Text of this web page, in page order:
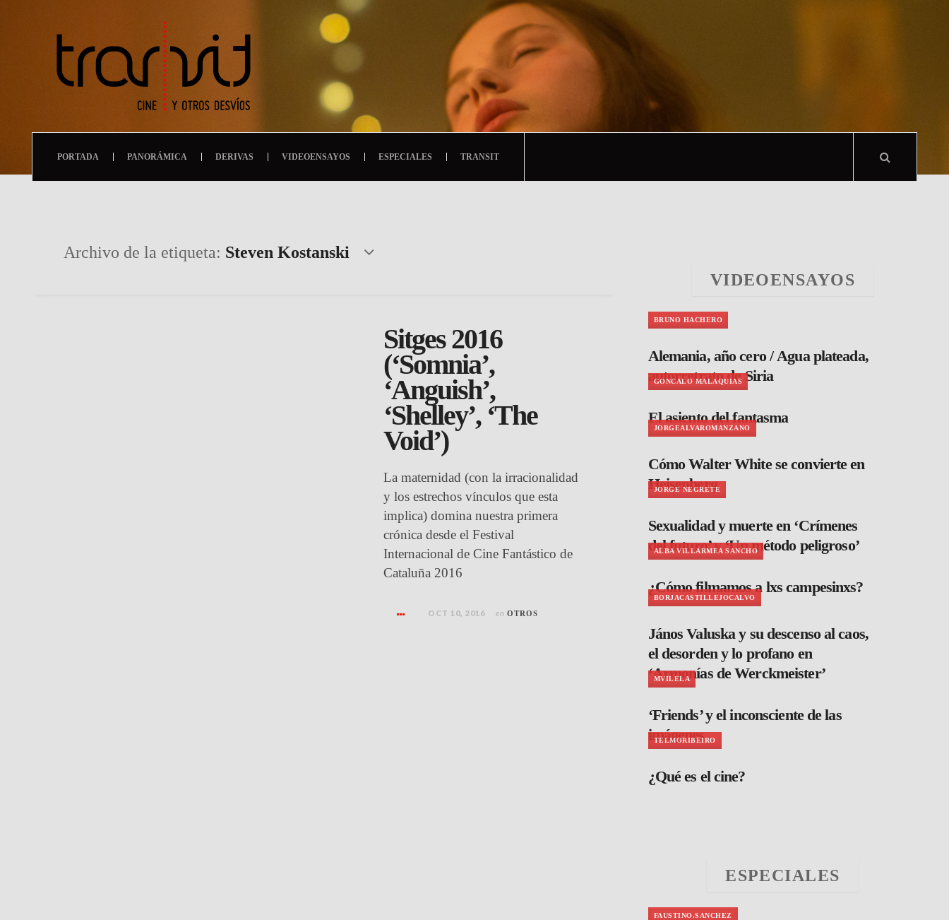
PORTADA PANORÁMICA DERIVAS VIDEOENSAYOS ESPECIALES TRANSIT
Archivo de la etiqueta: Steven Kostanski
Sitges 2016
(‘Somnia’,
‘Anguish’,
‘Shelley’, ‘The
Void’)
La maternidad (con la irracionalidad
y los estrechos vínculos que esta
implica) domina nuestra primera
crónica desde el Festival
Internacional de Cine Fantástico de
Cataluña 2016
OCT 10, 2016 en OTROS
VIDEOENSAYOS
BRUNO HACHERO
Alemania, año cero / Agua plateada,
autorretrato de Siria
GONCALO MALAQUIAS
El asiento del fantasma
JORGEALVAROMANZANO
Cómo Walter White se convierte en
Heisenberg
JORGE NEGRETE
Sexualidad y muerte en ‘Crímenes
del futuro’ y ‘Un método peligroso’
ALBA VILLARMEA SANCHO
¿Cómo filmamos a lxs campesinxs?
BORJACASTILLEJOCALVO
János Valuska y su descenso al caos,
el desorden y lo profano en
‘Armonías de Werckmeister’
MVILELA
‘Friends’ y el inconsciente de las
imágenes
TELMORIBEIRO
¿Qué es el cine?
ESPECIALES
FAUSTINO.SANCHEZ